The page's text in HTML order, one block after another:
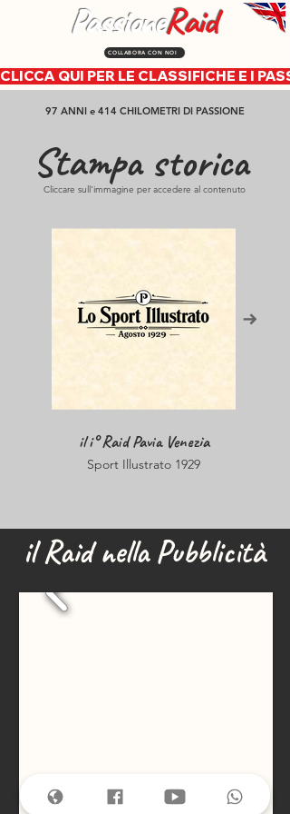
PassioneRaid
COLLABORA CON NOI
CLICCA QUI PER LE CLASSIFICHE E I
97 ANNI e 414 CHILOMETRI DI PASSIONE
Stampa storica
Cliccare sull'immagine per accedere al contenuto
il i° Raid Pavia Venezia
Sport Illustrato 1929
il Raid nella Pubblicità